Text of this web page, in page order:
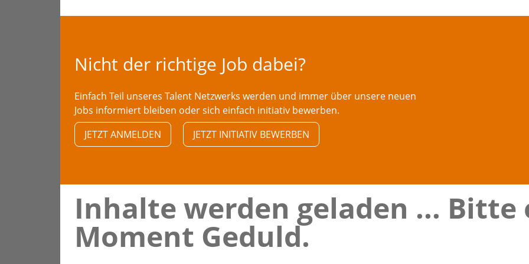
Nicht der richtige Job dabei?
Einfach Teil unseres Talent Netzwerks werden und immer über unsere neuen
Jobs informiert bleiben oder sich einfach initiativ bewerben.
JETZT ANMELDEN
JETZT INITIATIV BEWERBEN
Inhalte werden geladen ... Bitte
Moment Geduld.